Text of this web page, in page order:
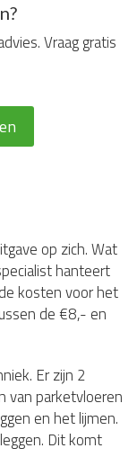
Vraag gratis
op zich. Wat
hanteert
kosten voor het
de €8,- en
Er zijn 2
van parketvloeren
en het lijmen.
Dit komt